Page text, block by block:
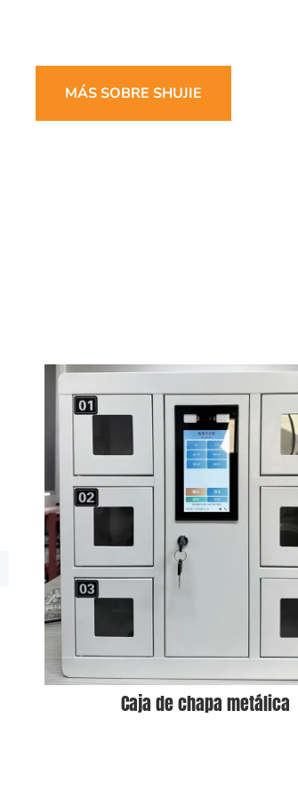
MÁS SOBRE SHUJIE
Caja de chapa metálica